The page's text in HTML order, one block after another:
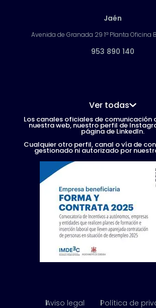
Jaén
Avenida de Granada 29 1ª Planta Oficina
953 890 140
Ver todas
Los canales oficiales de comunicación
nuestra web, nuestro perfil de
página de LinkedIn.
Cualquier otro perfil, canal o vía de
gestionado ni autorizado por
Aviso legal Política de